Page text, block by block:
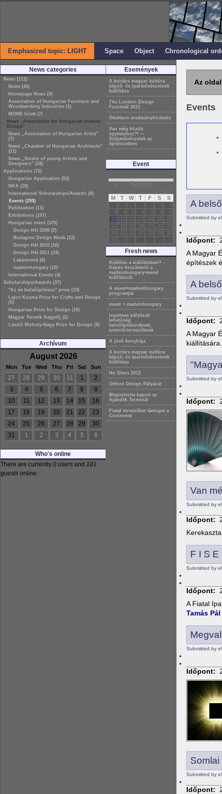
Emphasized topic: LIGHT Space Object Chronological
News categories
News (112)
News (45)
Homepage News (3)
Association of Hungarian Furniture and
Woodworking Industries (1)
MOME hírek (7)
News „Association for Hungarian Interior
Design”
News „Association of Hungarian Artist”
(7)
News „Chamber of Hungarian Architects”
(21)
News „Studio of young Artists and
Designers” (28)
Applications (72)
Hungarian Application (53)
NKA (10)
International Scholarships/Awards (8)
Events (255)
Publication (11)
Exhibitions (107)
Hungarian event (129)
Design Hét 2008 (2)
Budapest Design Week (12)
Design Hét 2010 (16)
Design Hét 2011 (24)
Lakástrend (8)
madeinhungary (10)
International Events (4)
Scholarships/Awards (37)
"Az év belsőépítésze" price (10)
Lajos Kozma Prize for Crafts and Design
(5)
Hungarian Prize for Design (10)
Magyar Termék Nagydíj (2)
László Moholy-Nagy Prize for Design (9)
Archívum
August 2026
Mon Tue Wed Thu Fri Sat Sun
27 28 29 30 31 1
2
3
4 5 6 7 8
9
10
11 12 13 14 15
16
17
18 19 20 21 22
23
24
25 26 27 28 29
30
31
1 2 3 4 5 6
Who's online
There are currently 0 users and 181
guests online.
Események
A kortárs magyar kultúra
képző- és Iparművészeinek
kiállítása
The London Design
Fesztivál 2011
Ötletfarm eredményhírdetés
Van még közük
egymáshoz?! —
Szépművészetek az
építészetben
Event
« August
M T W T F S
S
1
2
3
4 5 6 7 8
9
10
11 12 13 14 15
16
17
18 19 20 21 22
23
24
25 26 27 28 29
30
31
Fresh news
Kiállítás a kiállításban? -
Képes beszámoló a
madeinhungary+meed
kiállításról
A meed+madeinhungary
programjai
meed + madeinhungary
Izgalmas pályázati
lehetőség
belsőépítészeknek,
enteriőrtervezőknek
A jövő konyhája
A kortárs magyar kultúra
képző- és Iparművészeinek
kiállítása
Hu Glass 2012
Otthon Design Pályázat
Megnyitotta kapuit az
Ajándék Terminál
Fiatal tervezőket támogat a
Coninvest
Az
Events
A
Submitted by
Időpont:
A Magyar
építészek
A
Submitted by
Időpont:
A Magyar
kiállítására.
Submitted by
Időpont:
Van
Submitted by
Időpont:
F I S
Submitted by
Időpont:
A Fiatal
Tamás Pál
Submitted by
Időpont:
Submitted by
Időpont: